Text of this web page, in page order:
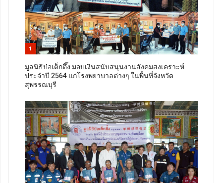
1
มูลนิธิป่อเต็กตึ๊ง มอบเงินสนับสนุนงานสังคมสงเคราะห์
ประจำปี 2564 แก่โรงพยาบาลต่างๆ ในพื้นที่จังหวัด
สุพรรณบุรี